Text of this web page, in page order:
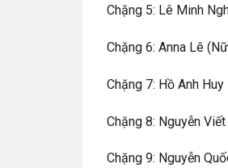
Chặng 5: Lê Minh
Chặng 6: Anna Lê
Chặng 7: Hồ Anh Huy
Chặng 8: Nguyễn Viết
Chặng 9: Nguyễn